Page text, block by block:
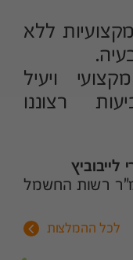
ללא
ויעיל
רצוננו
לייבוביץ
רשות החשמל
לכל ההמלצות